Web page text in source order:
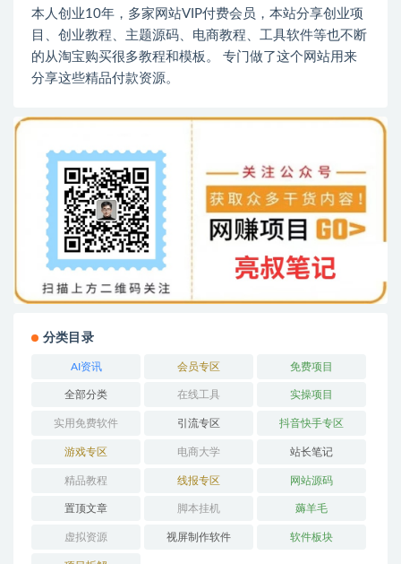
本人创业10年，多家网站VIP付费会员，本站分享创业项
目、创业教程、主题源码、电商教程、工具软件等也不断
的从淘宝购买很多教程和模板。 专门做了这个网站用来
分享这些精品付款资源。
分类目录
AI资讯 会员专区 免费项目
全部分类 在线工具 实操项目
实用免费软件 引流专区 抖音快手专区
游戏专区 电商大学 站长笔记
精品教程 线报专区 网站源码
置顶文章 脚本挂机 薅羊毛
虚拟资源 视屏制作软件 软件板块